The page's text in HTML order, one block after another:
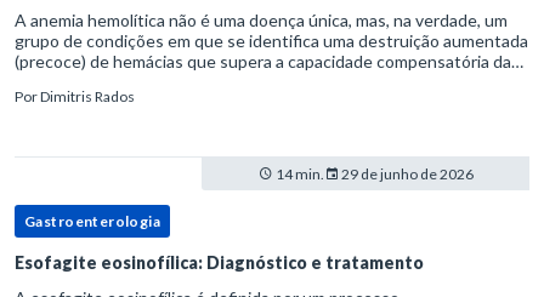
A anemia hemolítica não é uma doença única, mas, na verdade, um
grupo de condições em que se identifica uma destruição aumentada
(precoce) de hemácias que supera a capacidade compensatória da
PorDimitris Rados
14 min. 29 de junho de 2026
Gastroenterologia
Esofagite eosinofílica: Diagnóstico e tratamento